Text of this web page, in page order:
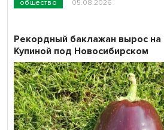
общество 05.08.2026
Рекордный баклажан вырос на
Купиной под Новосибирском